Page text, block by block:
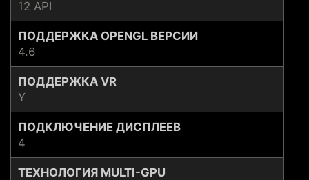
12 API
ПОДДЕРЖКА OPENGL ВЕРСИИ
4.6
ПОДДЕРЖКА VR
Y
ПОДКЛЮЧЕНИЕ ДИСПЛЕЕВ
4
ТЕХНОЛОГИЯ MULTI-GPU